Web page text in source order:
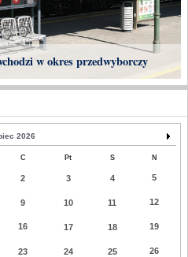
w okres przedwyborczy
2026
C Pt S N
2 3 4 5
9 10 11 12
16 17 18 19
23 24 25 26